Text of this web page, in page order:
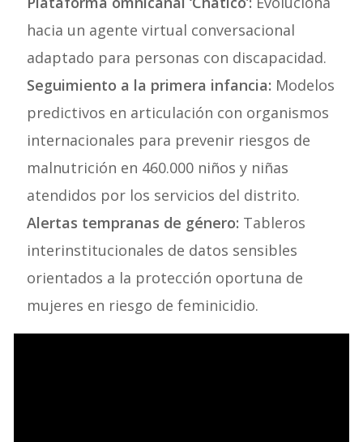
hacia un agente virtual conversacional
adaptado para personas con discapacidad.
Seguimiento a la primera infancia: Modelos
predictivos en articulación con organismos
internacionales para prevenir riesgos de
malnutrición en 460.000 niños y niñas
atendidos por los servicios del distrito.
Alertas tempranas de género: Tableros
interinstitucionales de datos sensibles
orientados a la protección oportuna de
mujeres en riesgo de feminicidio.